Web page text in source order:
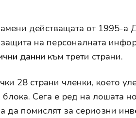
действащата от 1995-а
на персоналната
данни към трети страни.
28 страни членки, което
Сега е ред на лошата
да помислят за сериозни